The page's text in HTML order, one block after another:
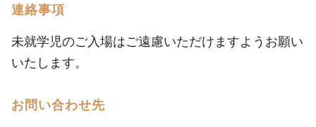
連絡事項
未就学児のご入場はご遠慮いただけますようお願い
いたします。
お問い合わせ先